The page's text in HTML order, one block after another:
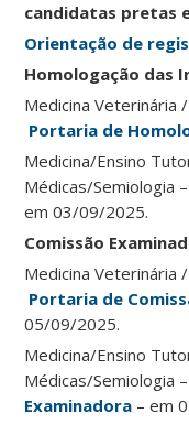
candidatas pretas
Orientação de
Homologação das
Medicina Veterinária
Portaria de
Medicina/Ensino
Médicas/Semiologia –
em 03/09/2025.
Comissão
Medicina Veterinária
Portaria de
05/09/2025.
Medicina/Ensino
Médicas/Semiologia –
Examinadora – em